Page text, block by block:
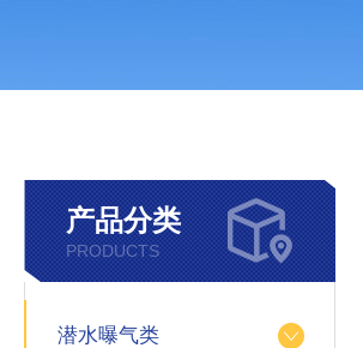
产品分类
PRODUCTS
潜水曝气类